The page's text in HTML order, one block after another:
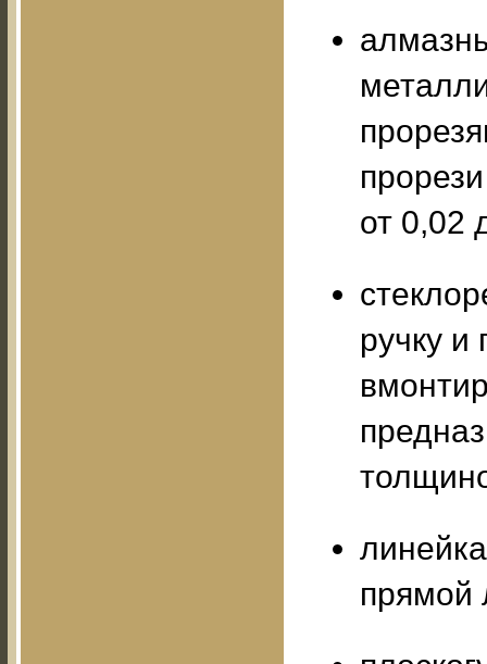
от 0,02
ручку и
прямой